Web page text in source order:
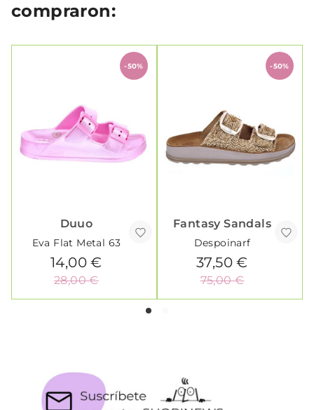
compraron:
-50%
Duuo
Eva Flat Metal 63
14,00 €
28,00 €
-50%
Fantasy Sandals
Despoinarf
37,50 €
75,00 €